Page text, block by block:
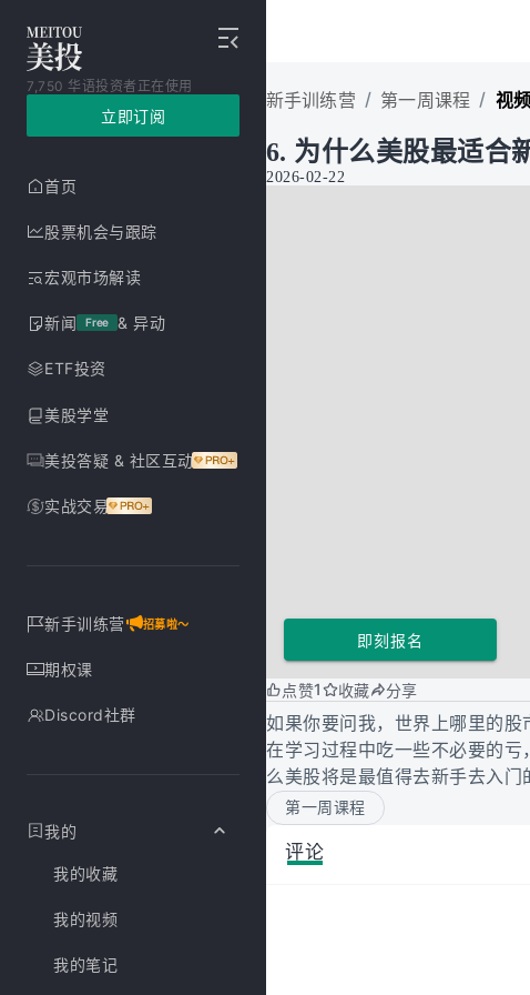
7,750 华语投资者正在使用
立即订阅
首页
股票机会与跟踪
宏观市场解读
新闻 Free & 异动
ETF投资
美股学堂
美投答疑 & 社区互动
实战交易
新手训练营 招募啦～
期权课
Discord社群
我的
我的收藏
我的视频
我的笔记
新手训练营 / 第一周课程 / 视频
6. 为什么美股最适合
2026-02-22
即刻报名
点赞1 收藏 分享
如果你要问我，世界上哪里的
在学习过程中吃一些不必要的亏
么美股将是最值得去新手去入门
第一周课程
评论